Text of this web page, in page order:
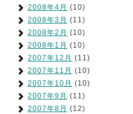
2008年4月 (10)
2008年3月 (11)
2008年2月 (10)
2008年1月 (10)
2007年12月 (11)
2007年11月 (10)
2007年10月 (10)
2007年9月 (11)
2007年8月 (12)